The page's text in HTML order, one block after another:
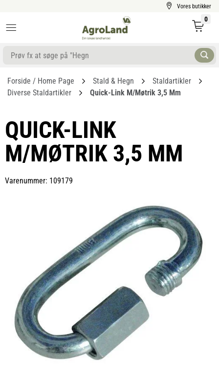
Vores butikker
0
Forside / Home Page Stald & Hegn
Staldartikler
Diverse Staldartikler
Quick-Link M/møtrik 3,5 Mm
QUICK-LINK
M/MØTRIK 3,5 MM
Varenummer: 109179